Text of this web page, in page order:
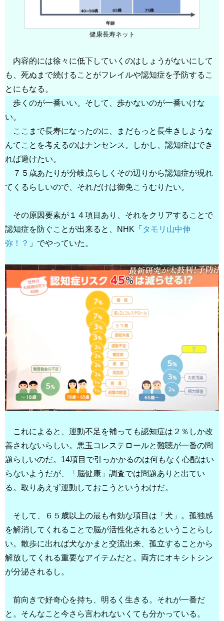
健康長寿ネット
内容的には徐々に低下していくのはしょうがないにして
も、死ぬまで続けることがフレイルや認知症を予防するこ
とにもなる。
歩くのが一番いい。そして、歩かないのが一番いけな
い。
ここまで長寿になったのに、まだもっと長生きしような
んてことを考えるのはナンセンス。しかし、認知症はでき
れば避けたい。
７５歳あたりが分岐点らしくその辺りから認知症が現れ
てくるらしいので、それだけは御免こうむりたい。
その原因要素が１４項目あり、それをクリアすることで
認知症を防ぐことが出来ると、NHK「 タモリ山中伸
弥！？ 」でやっていた。
これによると、運動不足を補っても認知症は２％しか改
善されないらしい。悪玉コレステロールと難聴が一番の問
題らしいのだ。14項目で引っかかるのは何もなく心配はい
らないようだが、「脳健康」調査では問題ありと出てい
る。取りあえず運動しておこうというわけだ。
そして、６５歳以上の最も有効な項目は「犬」。孤独感
を解消してくれることで脳が活性化されるということらし
い。散歩に出れば犬なかまと交流出来、孤立することから
解放してくれる重要なアイテムだと。両方にオキシトシン
が分泌されるし。
前向きで好奇心を持ち、明るく生きる。それが一番だ
と。そんなこと今さら言われないくても分かっている。